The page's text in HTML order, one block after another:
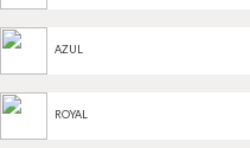
AZUL
ROYAL